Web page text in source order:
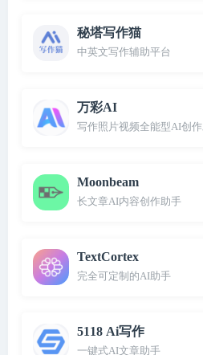
秘塔写作猫
中英文写作辅助平台
万彩AI
写作照片视频全能型AI创
Moonbeam
长文章AI内容创作助手
TextCortex
完全可定制的AI助手
5118 Ai写作
一键式AI文章助手